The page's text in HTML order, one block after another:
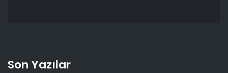
Son Yazılar